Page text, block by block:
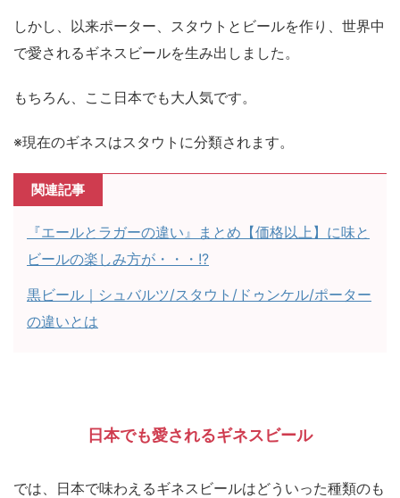
しかし、以来ポーター、スタウトとビールを作り、世界中
で愛されるギネスビールを生み出しました。
もちろん、ここ日本でも大人気です。
※現在のギネスはスタウトに分類されます。
関連記事
『エールとラガーの違い』まとめ【価格以上】に味と
ビールの楽しみ方が・・・!?
黒ビール｜シュバルツ/スタウト/ドゥンケル/ポーター
の違いとは
日本でも愛されるギネスビール
では、日本で味わえるギネスビールはどういった種類のも